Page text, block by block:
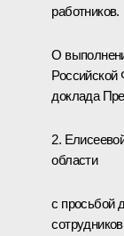
работников.
О
Российской
доклада
2.
области
с просьбой